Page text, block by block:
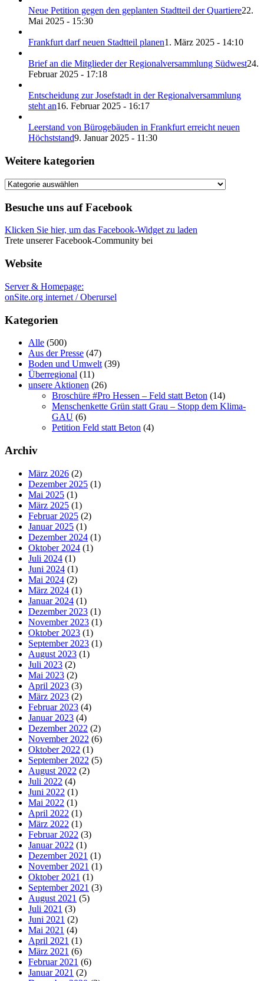
Neue Petition gegen den geplanten Stadtteil der Quartiere22.
Mai 2025 - 15:30
Frankfurt darf neuen Stadtteil planen1. März 2025 - 14:10
Brief an die Mitglieder der Regionalversammlung Südwest24.
Februar 2025 - 17:18
Entscheidung zur Josefstadt in der Regionalversammlung
steht an16. Februar 2025 - 16:17
Leerstand von Bürogebäuden in Frankfurt erreicht neuen
Höchststand9. Januar 2025 - 11:30
Weitere kategorien
Weitere
Besuche uns auf Facebook
Klicken Sie hier, um das Facebook-Widget zu laden
Trete unserer Facebook-Community bei
Website
Server & Homepage:
onSite.org internet / Oberursel
Kategorien
Alle (500)
Aus der Presse (47)
Boden und Umwelt (39)
Überregional (11)
unsere Aktionen (26)
Broschüre #Pro Hessen – Feld statt Beton (14)
Menschenkette Grün statt Grau – Stopp dem Klima-
GAU (6)
Petition Feld statt Beton (4)
Archiv
März 2026 (2)
Dezember 2025 (1)
Mai 2025 (1)
März 2025 (1)
Februar 2025 (2)
Januar 2025 (1)
Dezember 2024 (1)
Oktober 2024 (1)
Juli 2024 (1)
Juni 2024 (1)
Mai 2024 (2)
März 2024 (1)
Januar 2024 (1)
Dezember 2023 (1)
November 2023 (1)
Oktober 2023 (1)
September 2023 (1)
August 2023 (1)
Juli 2023 (2)
Mai 2023 (2)
April 2023 (3)
März 2023 (2)
Februar 2023 (4)
Januar 2023 (4)
Dezember 2022 (2)
November 2022 (6)
Oktober 2022 (1)
September 2022 (5)
August 2022 (2)
Juli 2022 (4)
Juni 2022 (1)
Mai 2022 (1)
April 2022 (1)
März 2022 (1)
Februar 2022 (3)
Januar 2022 (1)
Dezember 2021 (1)
November 2021 (1)
Oktober 2021 (1)
September 2021 (3)
August 2021 (5)
Juli 2021 (3)
Juni 2021 (2)
Mai 2021 (4)
April 2021 (1)
März 2021 (6)
Februar 2021 (6)
Januar 2021 (2)